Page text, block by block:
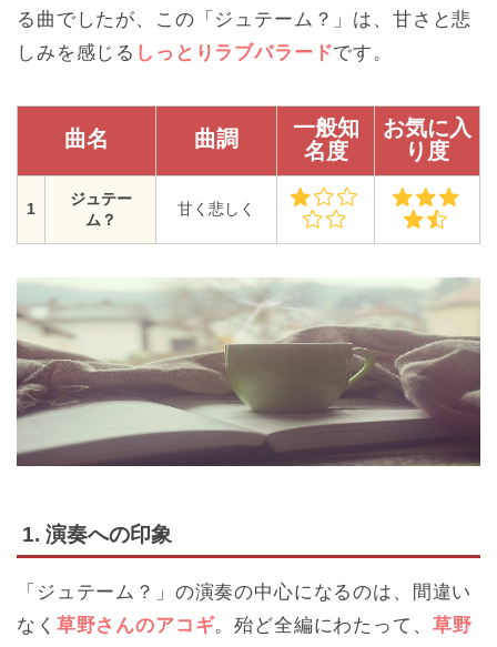
る曲でしたが、この「ジュテーム？」は、甘さと悲
しみを感じる しっとりラブバラードです。
曲名 曲調
一般知
名度
お気に入
り度
1
ジュテー
ム？
甘く悲しく
1. 演奏への印象
「ジュテーム？」の演奏の中心になるのは、間違い
なく 草野さんのアコギ。殆ど全編にわたって、 草野